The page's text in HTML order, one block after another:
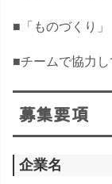
■「ものづくり
■チームで協力
募集要項
企業名